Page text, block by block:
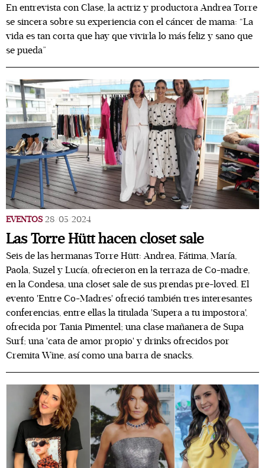
En entrevista con Clase, la actriz y productora Andrea Torre
se sincera sobre su experiencia con el cáncer de mama: “La
vida es tan corta que hay que vivirla lo más feliz y sano que
se pueda”
EVENTOS 28/05/2024
Las Torre Hütt hacen closet sale
Seis de las hermanas Torre Hütt: Andrea, Fátima, María,
Paola, Suzel y Lucía, ofrecieron en la terraza de Co-madre,
en la Condesa, una closet sale de sus prendas pre-loved. El
evento 'Entre Co-Madres' ofreció también tres interesantes
conferencias, entre ellas la titulada 'Supera a tu impostora',
ofrecida por Tania Pimentel; una clase mañanera de Supa
Surf; una 'cata de amor propio' y drinks ofrecidos por
Cremita Wine, así como una barra de snacks.